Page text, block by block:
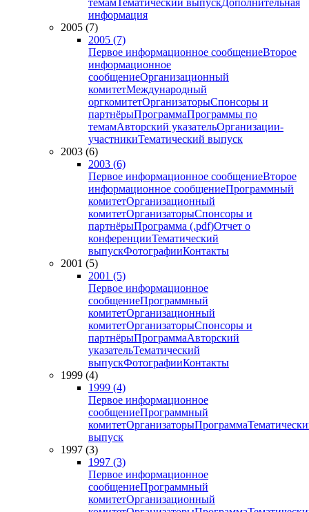
темамТематический выпускДополнительная
информация
2005 (7)
2005 (7)
Первое информационное сообщениеВторое
информационное
сообщениеОрганизационный
комитетМеждународный
оргкомитетОрганизаторыСпонсоры и
партнёрыПрограммаПрограммы по
темамАвторский указательОрганизации-
участникиТематический выпуск
2003 (6)
2003 (6)
Первое информационное сообщениеВторое
информационное сообщениеПрограммный
комитетОрганизационный
комитетОрганизаторыСпонсоры и
партнёрыПрограмма (.pdf)Отчет о
конференцииТематический
выпускФотографииКонтакты
2001 (5)
2001 (5)
Первое информационное
сообщениеПрограммный
комитетОрганизационный
комитетОрганизаторыСпонсоры и
партнёрыПрограммаАвторский
указательТематический
выпускФотографииКонтакты
1999 (4)
1999 (4)
Первое информационное
сообщениеПрограммный
комитетОрганизаторыПрограмма
выпуск
1997 (3)
1997 (3)
Первое информационное
сообщениеПрограммный
комитетОрганизационный